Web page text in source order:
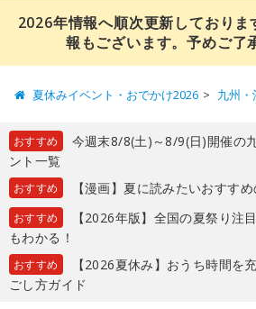
2026年情報へ順次更新しており
報もございます。予めご了
夏休みイベント・おでかけ2026 九州
おすすめ
今週末8/8(土)～8/9(日)開催の
ント一覧
おすすめ 【漫画】夏に読みたいおすす
おすすめ
【2026年版】全国の夏祭り注
もわかる！
おすすめ
【2026夏休み】おうち時間を
ごし方ガイド